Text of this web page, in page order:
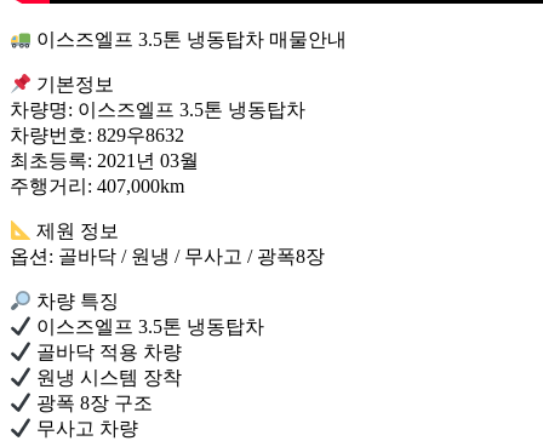
이스즈엘프 3.5톤 냉동탑차 매물안내
기본정보
차량명: 이스즈엘프 3.5톤 냉동탑차
차량번호: 829우8632
최초등록: 2021년 03월
주행거리: 407,000km
제원 정보
옵션: 골바닥 / 원냉 / 무사고 / 광폭8장
차량 특징
이스즈엘프 3.5톤 냉동탑차
골바닥 적용 차량
원냉 시스템 장착
광폭 8장 구조
무사고 차량